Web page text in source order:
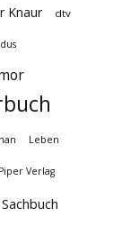
Knaur dtv
Leben
Piper Verlag
Sachbuch